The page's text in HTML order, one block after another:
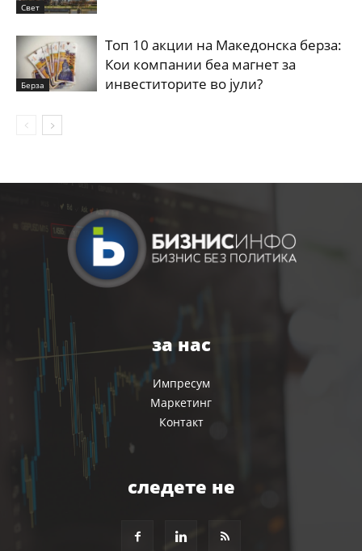
Свет
Берза
Топ 10 акции на Македонска берза:
Кои компании беа магнет за
инвеститорите во јули?
за нас
Импресум
Маркетинг
Контакт
следете не